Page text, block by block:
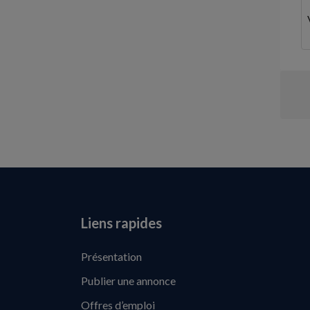
Liens rapides
Présentation
Publier une annonce
Offres d’emploi